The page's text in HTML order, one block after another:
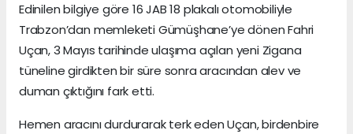
Edinilen bilgiye göre 16 JAB 18 plakalı otomobiliyle
Trabzon’dan memleketi Gümüşhane’ye dönen Fahri
Uçan, 3 Mayıs tarihinde ulaşıma açılan yeni Zigana
tüneline girdikten bir süre sonra aracından alev ve
duman çıktığını fark etti.
Hemen aracını durdurarak terk eden Uçan, birdenbire